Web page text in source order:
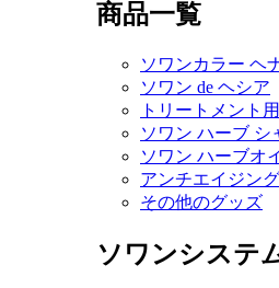
商品一覧
ソワンカラー ヘ
ソワン de ヘシア
トリートメント
ソワン ハーブ シ
ソワン ハーブオ
アンチエイジン
その他のグッズ
ソワンシステ